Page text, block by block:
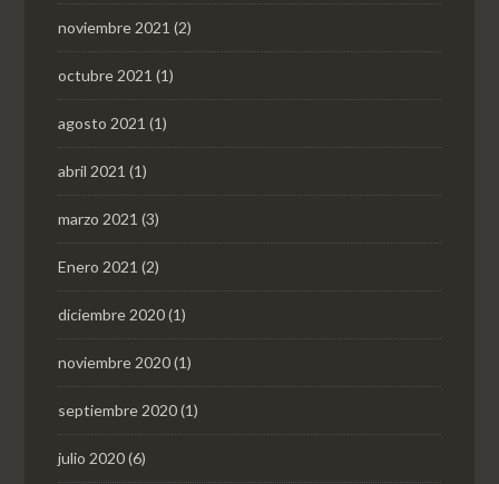
noviembre 2021 (2)
octubre 2021 (1)
agosto 2021 (1)
abril 2021 (1)
marzo 2021 (3)
Enero 2021 (2)
diciembre 2020(1)
noviembre 2020(1)
septiembre 2020(1)
julio 2020(6)